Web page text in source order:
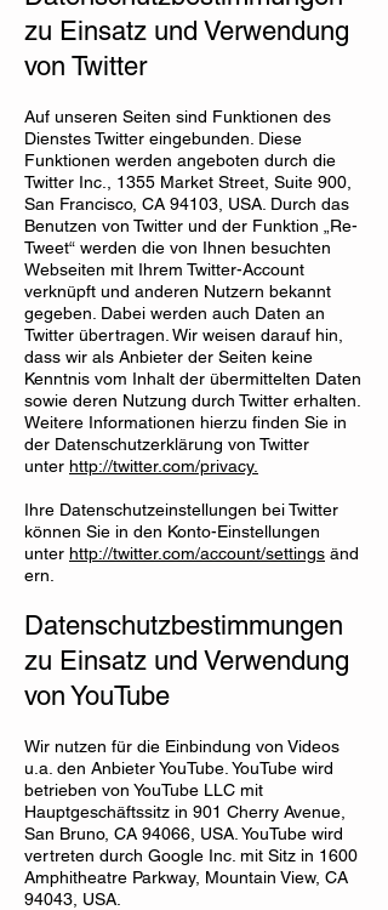
zu Einsatz und Verwendung
von Twitter
Auf unseren Seiten sind Funktionen des
Dienstes Twitter eingebunden. Diese
Funktionen werden angeboten durch die
Twitter Inc., 1355 Market Street, Suite 900,
San Francisco, CA 94103, USA. Durch das
Benutzen von Twitter und der Funktion „Re-
Tweet“ werden die von Ihnen besuchten
Webseiten mit Ihrem Twitter-Account
verknüpft und anderen Nutzern bekannt
gegeben. Dabei werden auch Daten an
Twitter übertragen. Wir weisen darauf hin,
dass wir als Anbieter der Seiten keine
Kenntnis vom Inhalt der übermittelten Daten
sowie deren Nutzung durch Twitter erhalten.
Weitere Informationen hierzu finden Sie in
der Datenschutzerklärung von Twitter
unter http://twitter.com/privacy.
Ihre Datenschutzeinstellungen bei Twitter
können Sie in den Konto-Einstellungen
unter http://twitter.com/account/settings änd
ern.
Datenschutzbestimmungen
zu Einsatz und Verwendung
von YouTube
Wir nutzen für die Einbindung von Videos
u.a. den Anbieter YouTube. YouTube wird
betrieben von YouTube LLC mit
Hauptgeschäftssitz in 901 Cherry Avenue,
San Bruno, CA 94066, USA. YouTube wird
vertreten durch Google Inc. mit Sitz in 1600
Amphitheatre Parkway, Mountain View, CA
94043, USA.